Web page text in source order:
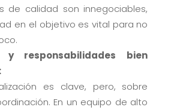
de calidad son innegociables,
en el objetivo es vital para no
y responsabilidades bien
es clave, pero, sobre
En un equipo de alto